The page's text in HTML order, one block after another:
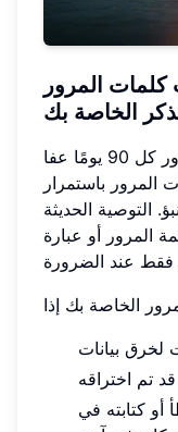
المرور
الخاصة بك
النصيحة القديمة بتغيير كلمات المرور كل 90 يومًا عفا
المرور باستمرار
التوصية الحديثة
المرور أو عبارة
كتابته في